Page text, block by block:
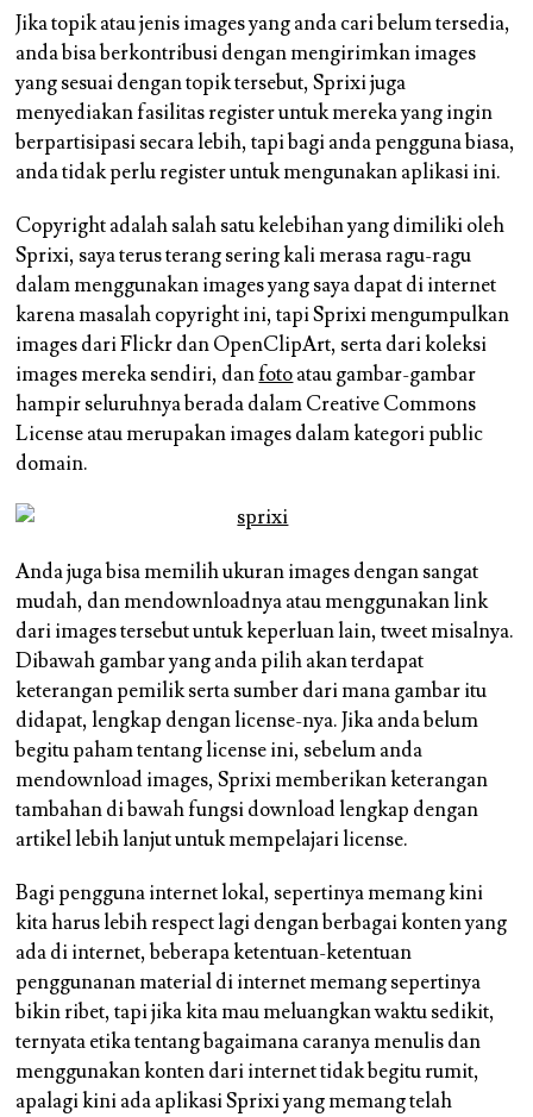
Jika topik atau jenis images yang anda cari belum tersedia,
anda bisa berkontribusi dengan mengirimkan images
yang sesuai dengan topik tersebut, Sprixi juga
menyediakan fasilitas register untuk mereka yang ingin
berpartisipasi secara lebih, tapi bagi anda pengguna biasa,
anda tidak perlu register untuk mengunakan aplikasi ini.
Copyright adalah salah satu kelebihan yang dimiliki oleh
Sprixi, saya terus terang sering kali merasa ragu-ragu
dalam menggunakan images yang saya dapat di internet
karena masalah copyright ini, tapi Sprixi mengumpulkan
images dari Flickr dan OpenClipArt, serta dari koleksi
images mereka sendiri, danfotoatau gambar-gambar
hampir seluruhnya berada dalam Creative Commons
License atau merupakan images dalam kategori public
domain.
Anda juga bisa memilih ukuran images dengan sangat
mudah, dan mendownloadnya atau menggunakan link
dari images tersebut untuk keperluan lain, tweet misalnya.
Dibawah gambar yang anda pilih akan terdapat
keterangan pemilik serta sumber dari mana gambar itu
didapat, lengkap dengan license-nya. Jika anda belum
begitu paham tentang license ini, sebelum anda
mendownload images, Sprixi memberikan keterangan
tambahan di bawah fungsi download lengkap dengan
artikel lebih lanjut untuk mempelajari license.
Bagi pengguna internet lokal, sepertinya memang kini
kita harus lebih respect lagi dengan berbagai konten yang
ada di internet, beberapa ketentuan-ketentuan
penggunanan material di internet memang sepertinya
bikin ribet, tapi jika kita mau meluangkan waktu sedikit,
ternyata etika tentang bagaimana caranya menulis dan
menggunakan konten dari internet tidak begitu rumit,
apalagi kini ada aplikasi Sprixi yang memang telah